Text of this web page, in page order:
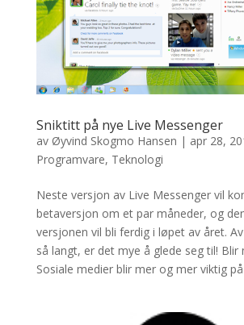
Sniktitt på nye Live Messenger
av Øyvind Skogmo Hansen | apr 28,
Programvare, Teknologi
Neste versjon av Live Messenger vil
betaversjon om et par måneder, og
versjonen vil bli ferdig i løpet av året.
så langt, er det mye å glede seg til! Blir
Sosiale medier blir mer og mer viktig